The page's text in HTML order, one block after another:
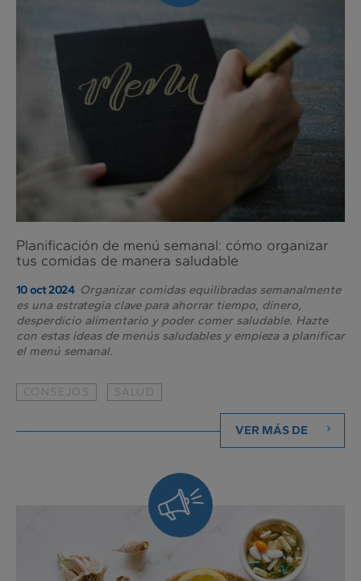
al
día
Planificación de menú semanal: cómo organizar
tus comidas de manera saludable
10 oct 2024 Organizar comidas equilibradas semanalmente
es una estrategia clave para ahorrar tiempo, dinero,
desperdicio alimentario y poder comer saludable. Hazte
con estas ideas de menús saludables y empieza a planificar
el menú semanal.
CONSEJOS SALUD
VER MÁS DE
Siempre
al